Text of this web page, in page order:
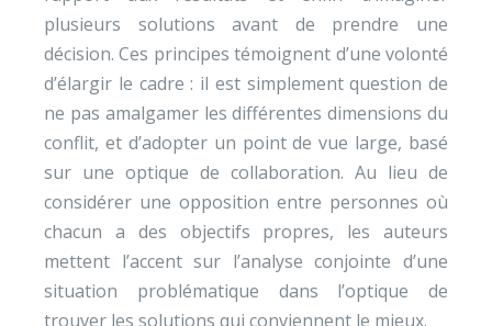
plusieurs solutions avant de prendre une
décision. Ces principes témoignent d’une volonté
d’élargir le cadre : il est simplement question de
ne pas amalgamer les différentes dimensions du
conflit, et d’adopter un point de vue large, basé
sur une optique de collaboration. Au lieu de
considérer une opposition entre personnes où
chacun a des objectifs propres, les auteurs
mettent l’accent sur l’analyse conjointe d’une
situation problématique dans l’optique de
trouver les solutions qui conviennent le mieux.